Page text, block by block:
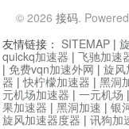
© 2026 接码.
友情链接： SITEMAP |
quickq加速器 | 飞驰加速
| 免费vqn加速外网 | 旋风
器 |快柠檬加速器 | 黑洞
元机场加速器 | 一元机场 |
果加速器 | 黑洞加速 | 银
旋风加速器度器 | 讯狗加